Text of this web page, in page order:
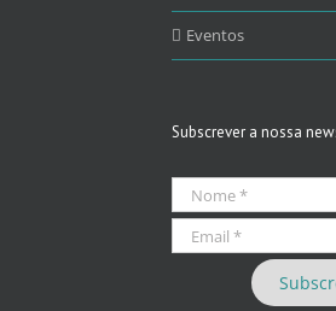
Eventos
Subscrever a nossa